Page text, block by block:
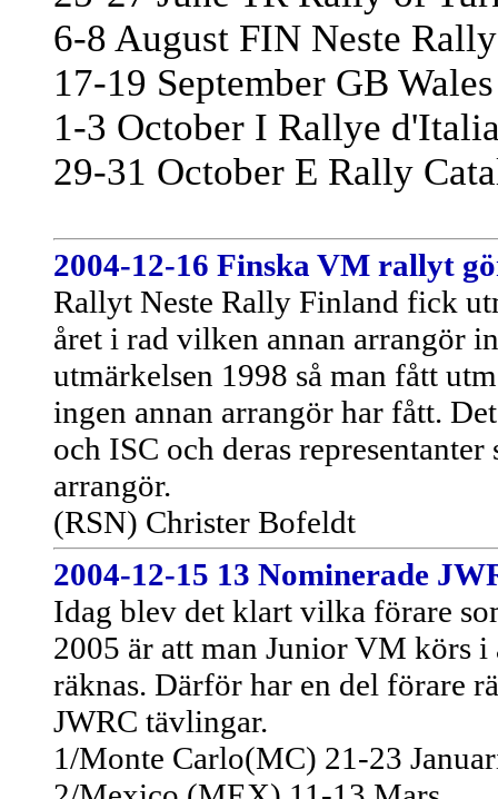
6-8 August FIN Neste
17-19 September GB
1-3 October I Rallye
29-31 October E Rally
2004-12-16 Finska VM rallyt
Rallyt Neste Rally Finland fick
året i rad vilken annan arrangör
utmärkelsen 1998 så man fått
ingen annan arrangör har fått.
och ISC och deras
arrangör.
(RSN) Christer Bofeldt
2004-12-15 13 Nominerade
Idag blev det klart vilka förare
2005 är att man Junior VM körs
räknas. Därför har en del förare
JWRC tävlingar.
1/Monte Carlo(MC) 21-23